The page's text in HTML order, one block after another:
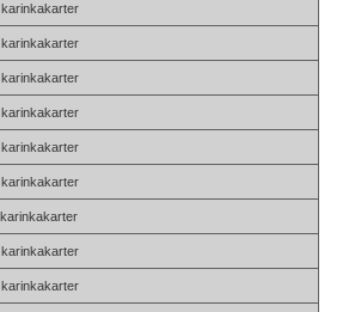
karinkakarter
karinkakarter
karinkakarter
karinkakarter
karinkakarter
karinkakarter
karinkakarter
karinkakarter
karinkakarter